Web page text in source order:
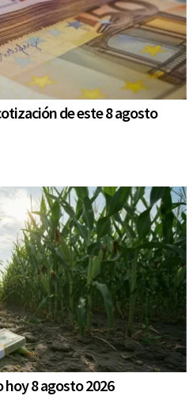
de este 8 agosto
hoy 8 agosto 2026